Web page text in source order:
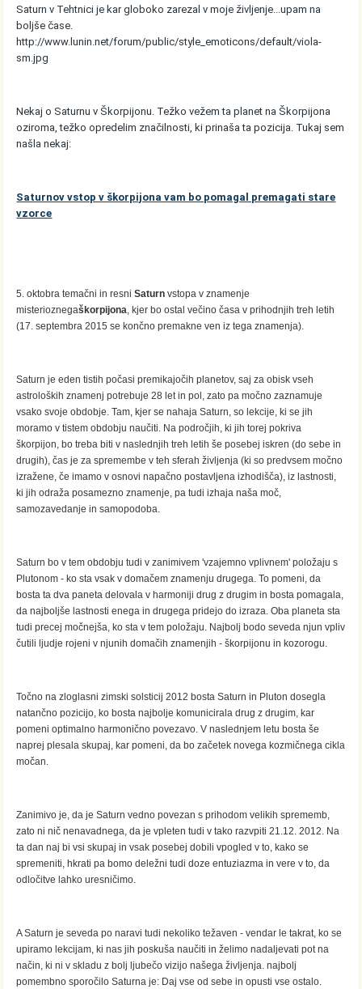
Saturn v Tehtnici je kar globoko zarezal v moje življenje...upam na
boljše čase.
http://www.lunin.net/forum/public/style_emoticons/default/viola-
sm.jpg
Nekaj o Saturnu v Škorpijonu. Težko vežem ta planet na Škorpijona
oziroma, težko opredelim značilnosti, ki prinaša ta pozicija. Tukaj sem
našla nekaj:
Saturnov vstop v škorpijona vam bo pomagal premagati stare
vzorce
5. oktobra temačni in resniSaturn vstopa v znamenje
misterioznegaškorpijona , kjer bo ostal večino časa v prihodnjih treh letih
(17. septembra 2015 se končno premakne ven iz tega znamenja).
Saturn je eden tistih počasi premikajočih planetov, saj za obisk vseh
astroloških znamenj potrebuje 28 let in pol, zato pa močno zaznamuje
vsako svoje obdobje. Tam, kjer se nahaja Saturn, so lekcije, ki se jih
moramo v tistem obdobju naučiti. Na področjih, ki jih torej pokriva
škorpijon, bo treba biti v naslednjih treh letih še posebej iskren (do sebe in
drugih), čas je za spremembe v teh sferah življenja (ki so predvsem močno
izražene, če imamo v osnovi napačno postavljena izhodišča), iz lastnosti,
ki jih odraža posamezno znamenje, pa tudi izhaja naša moč,
samozavedanje in samopodoba.
Saturn bo v tem obdobju tudi v zanimivem 'vzajemno vplivnem' položaju s
Plutonom - ko sta vsak v domačem znamenju drugega. To pomeni, da
bosta ta dva paneta delovala v harmoniji drug z drugim in bosta pomagala,
da najboljše lastnosti enega in drugega pridejo do izraza. Oba planeta sta
tudi precej močnejša, ko sta v tem položaju. Najbolj bodo seveda njun vpliv
čutili ljudje rojeni v njunih domačih znamenjih - škorpijonu in kozorogu.
Točno na zloglasni zimski solsticij 2012 bosta Saturn in Pluton dosegla
natančno pozicijo, ko bosta najbolje komunicirala drug z drugim, kar
pomeni optimalno harmonično povezavo. V naslednjem letu bosta še
naprej plesala skupaj, kar pomeni, da bo začetek novega kozmičnega cikla
močan.
Zanimivo je, da je Saturn vedno povezan s prihodom velikih sprememb,
zato ni nič nenavadnega, da je vpleten tudi v tako razvpiti 21.12. 2012. Na
ta dan naj bi vsi skupaj in vsak posebej dobili vpogled v to, kako se
spremeniti, hkrati pa bomo deležni tudi doze entuziazma in vere v to, da
odločitve lahko uresničimo.
A Saturn je seveda po naravi tudi nekoliko težaven - vendar le takrat, ko se
upiramo lekcijam, ki nas jih poskuša naučiti in želimo nadaljevati pot na
način, ki ni v skladu z bolj ljubečo vizijo našega življenja. najbolj
pomembno sporočilo Saturna je: Daj vse od sebe in opusti vse ostalo.